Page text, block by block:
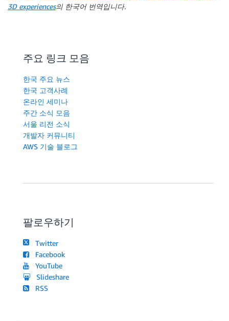
3D experiences의 한국어 번역입니다.
주요 링크 모음
한국 주요 뉴스
한국 고객사례
온라인 세미나
주간 소식 모음
서울 리전 소식
개발자 커뮤니티
AWS 기술 블로그
팔로우하기
Twitter
Facebook
YouTube
Slideshare
RSS